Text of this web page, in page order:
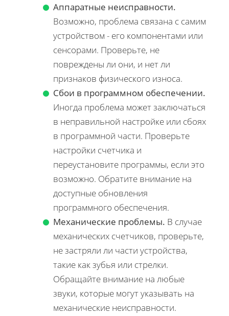
Аппаратные неисправности.
Возможно, проблема связана с самим
устройством - его компонентами или
сенсорами. Проверьте, не
повреждены ли они, и нет ли
признаков физического износа.
Сбои в программном обеспечении.
Иногда проблема может заключаться
в неправильной настройке или сбоях
в программной части. Проверьте
настройки счетчика и
переустановите программы, если это
возможно. Обратите внимание на
доступные обновления
программного обеспечения.
Механические проблемы. В случае
механических счетчиков, проверьте,
не застряли ли части устройства,
такие как зубья или стрелки.
Обращайте внимание на любые
звуки, которые могут указывать на
механические неисправности.